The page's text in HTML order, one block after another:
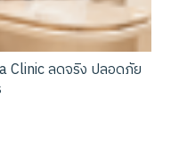
Clinic ลดจริง ปลอดภัย